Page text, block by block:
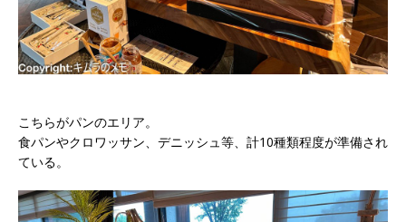
こちらがパンのエリア。
食パンやクロワッサン、デニッシュ等、計10種類程度が準備され
ている。